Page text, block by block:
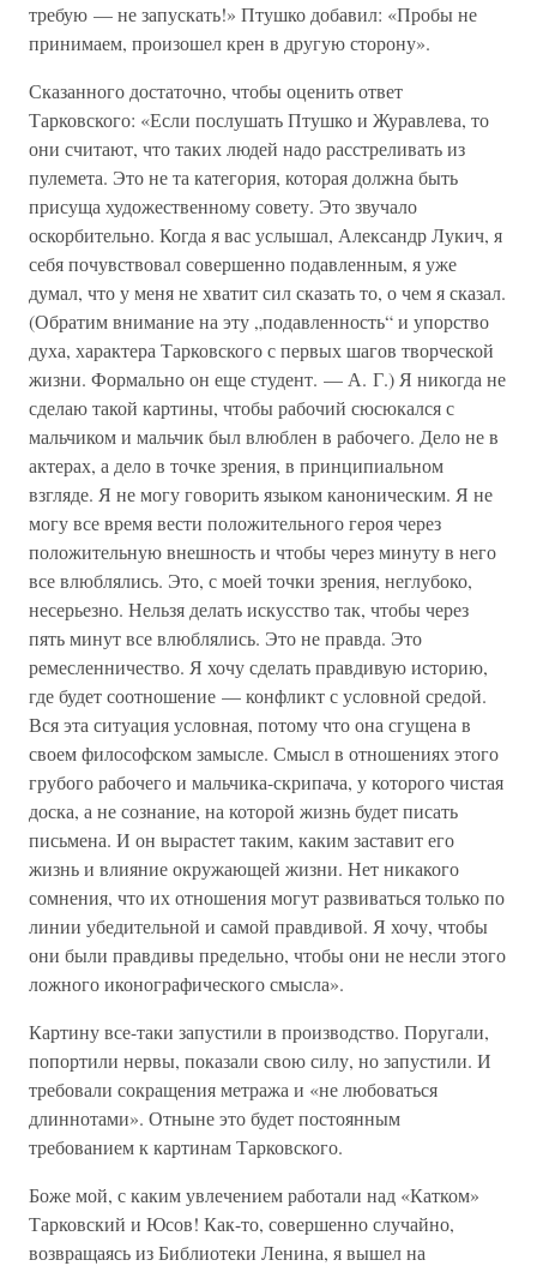
требую — не запускать!» Птушко добавил: «Пробы не
принимаем, произошел крен в другую сторону».
Сказанного достаточно, чтобы оценить ответ
Тарковского: «Если послушать Птушко и Журавлева, то
они считают, что таких людей надо расстреливать из
пулемета. Это не та категория, которая должна быть
присуща художественному совету. Это звучало
оскорбительно. Когда я вас услышал, Александр Лукич, я
себя почувствовал совершенно подавленным, я уже
думал, что у меня не хватит сил сказать то, о чем я сказал.
(Обратим внимание на эту „подавленность“ и упорство
духа, характера Тарковского с первых шагов творческой
жизни. Формально он еще студент. — А. Г.) Я никогда не
сделаю такой картины, чтобы рабочий сюсюкался с
мальчиком и мальчик был влюблен в рабочего. Дело не в
актерах, а дело в точке зрения, в принципиальном
взгляде. Я не могу говорить языком каноническим. Я не
могу все время вести положительного героя через
положительную внешность и чтобы через минуту в него
все влюблялись. Это, с моей точки зрения, неглубоко,
несерьезно. Нельзя делать искусство так, чтобы через
пять минут все влюблялись. Это не правда. Это
ремесленничество. Я хочу сделать правдивую историю,
где будет соотношение — конфликт с условной средой.
Вся эта ситуация условная, потому что она сгущена в
своем философском замысле. Смысл в отношениях этого
грубого рабочего и мальчика-скрипача, у которого чистая
доска, а не сознание, на которой жизнь будет писать
письмена. И он вырастет таким, каким заставит его
жизнь и влияние окружающей жизни. Нет никакого
сомнения, что их отношения могут развиваться только по
линии убедительной и самой правдивой. Я хочу, чтобы
они были правдивы предельно, чтобы они не несли этого
ложного иконографического смысла».
Картину все-таки запустили в производство. Поругали,
попортили нервы, показали свою силу, но запустили. И
требовали сокращения метража и «не любоваться
длиннотами». Отныне это будет постоянным
требованием к картинам Тарковского.
Боже мой, с каким увлечением работали над «Катком»
Тарковский и Юсов! Как-то, совершенно случайно,
возвращаясь из Библиотеки Ленина, я вышел на